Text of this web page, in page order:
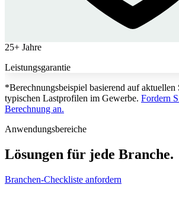
25+ Jahre
Leistungsgarantie
*Berechnungsbeispiel basierend auf aktuellen
typischen Lastprofilen im Gewerbe. Fordern
Berechnung an.
Anwendungsbereiche
Lösungen für jede Branche.
Branchen-Checkliste anfordern